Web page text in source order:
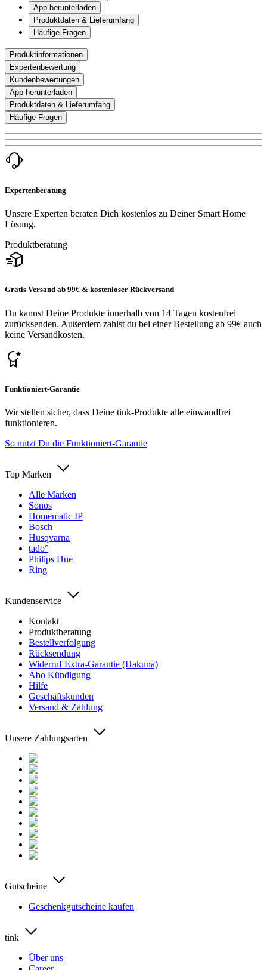
App herunterladen
Produktdaten & Lieferumfang
Häufige Fragen
Produktinformationen
Expertenbewertung
Kundenbewertungen
App herunterladen
Produktdaten & Lieferumfang
Häufige Fragen
Expertenberatung
Unsere Experten beraten Dich kostenlos zu Deiner Smart Home
Lösung.
Produktberatung
Gratis Versand ab 99€ & kostenloser Rückversand
Du kannst Deine Produkte innerhalb von 14 Tagen kostenfrei
zurücksenden. Außerdem zahlst du bei einer Bestellung ab 99€ auch
keine Versandkosten.
Funktioniert-Garantie
Wir stellen sicher, dass Deine tink-Produkte alle einwandfrei
funktionieren.
So nutzt Du die Funktioniert-Garantie
Top Marken
Alle Marken
Sonos
Homematic IP
Bosch
Husqvarna
tado°
Philips Hue
Ring
Kundenservice
Kontakt
Produktberatung
Bestellverfolgung
Rücksendung
Widerruf Extra-Garantie (Hakuna)
Abo Kündigung
Hilfe
Geschäftskunden
Versand & Zahlung
Unsere Zahlungsarten
Gutscheine
Geschenkgutscheine kaufen
tink
Über uns